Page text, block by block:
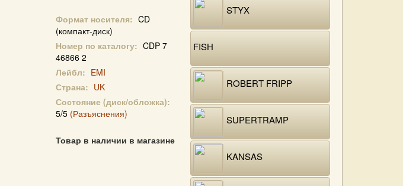
Формат носителя: CD
(компакт-диск)
Номер по каталогу: CDP 7
46866 2
Лейбл: EMI
Страна: UK
Состояние (диск/обложка):
5/5 (Разъяснения)
Товар в наличии в магазине
STYX
FISH
ROBERT FRIPP
SUPERTRAMP
KANSAS